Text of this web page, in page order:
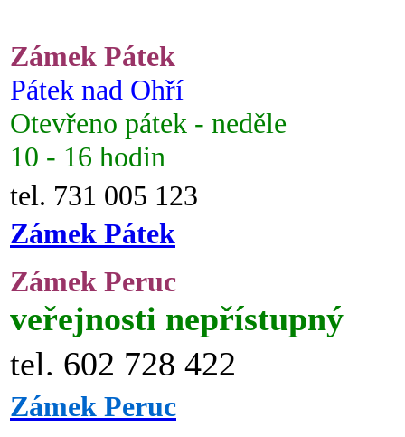
Zámek Pátek
Pátek nad Ohří
Otevřeno pátek - neděle
10 - 16 hodin
tel. 731 005 123
Zámek Pátek
Zámek Peruc
veřejnosti nepřístupný
tel. 602 728 422
Zámek Peruc